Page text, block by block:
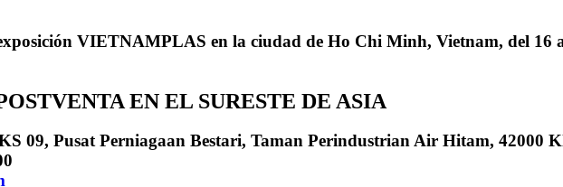
VIETNAMPLAS en la ciudad de Ho Chi Minh, Vietnam, del 16
EN EL SURESTE DE ASIA
09, Pusat Perniagaan Bestari, Taman Perindustrian Air Hitam, 42000